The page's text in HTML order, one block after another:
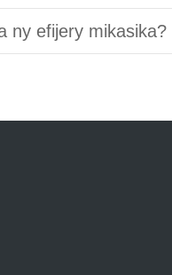
ny efijery mikasika?